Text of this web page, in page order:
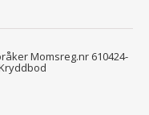
Momsreg.nr 610424-